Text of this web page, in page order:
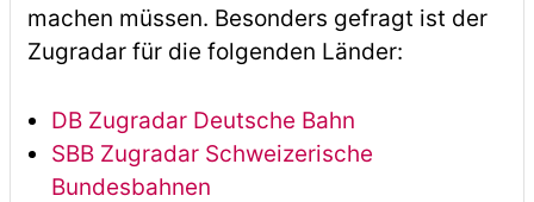
machen müssen. Besonders gefragt ist der
Zugradar für die folgenden Länder:
DB Zugradar Deutsche Bahn
SBB Zugradar Schweizerische
Bundesbahnen